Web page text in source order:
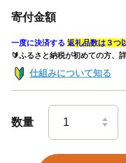
寄付金額
一度に決済する 返礼品数は３つ
🔰ふるさと納税が初めての方、
仕組みについて知る
数量